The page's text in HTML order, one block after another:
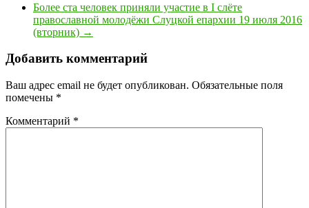
Более ста человек приняли участие в I слёте
православной молодёжи Слуцкой епархии 19 июля 2016
(вторник) →
Добавить комментарий
Ваш адрес email не будет опубликован. Обязательные поля
помечены *
Комментарий *